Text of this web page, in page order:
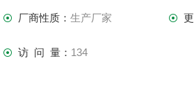
厂商性质：生产厂家
访 问 量： 134